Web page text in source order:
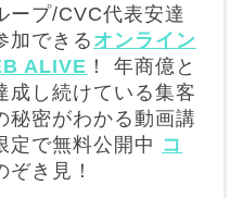
ープ/CVC代表安達
加できるオンライン
ALIVE ！ 年商億と
成し続けている集客
秘密がわかる動画講
定で無料公開中 コ
ぞき見！